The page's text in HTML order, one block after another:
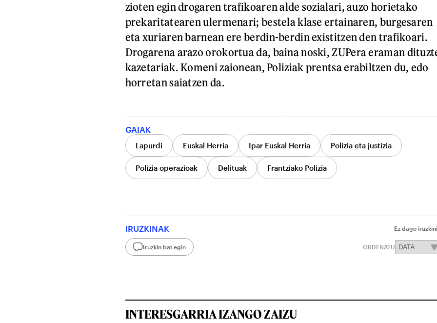
zioten egin drogaren trafikoaren alde sozialari, auzo horietako
prekaritatearen ulermenari; bestela klase ertainaren, burgesaren
eta xuriaren barnean ere berdin-berdin existitzen den trafikoari.
Drogarena arazo orokortua da, baina noski, ZUPera eraman
kazetariak. Komeni zaionean, Poliziak prentsa erabiltzen du, edo
horretan saiatzen da.
GAIAK
Lapurdi Euskal Herria Ipar Euskal Herria Polizia eta justizia
Polizia operazioak Delituak Frantziako Polizia
IRUZKINAK Ez dago
Iruzkin bat egin ORDENATU
INTERESGARRIA IZANGO ZAIZU